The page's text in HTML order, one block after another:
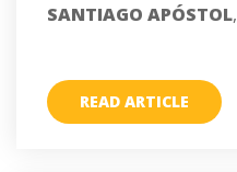
SANTIAGO APÓSTOL
READ ARTICLE